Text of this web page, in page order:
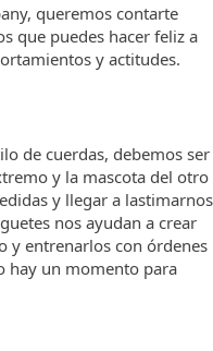
queremos contarte
que puedes hacer feliz a
y actitudes.
de cuerdas, debemos ser
y la mascota del otro
y llegar a lastimarnos
nos ayudan a crear
y entrenarlos con órdenes
hay un momento para